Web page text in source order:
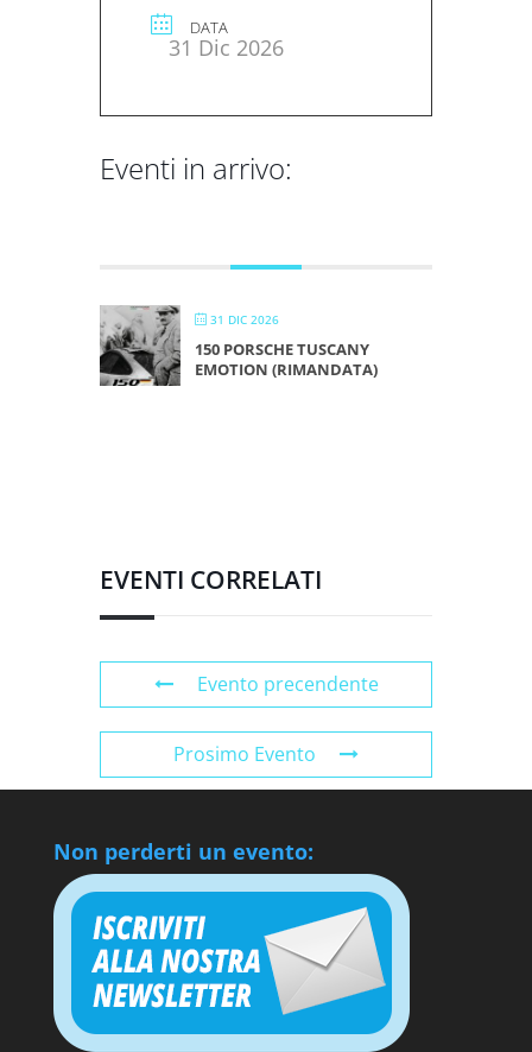
DATA
31 Dic 2026
Eventi in arrivo:
31 DIC 2026
150 PORSCHE TUSCANY
EMOTION (RIMANDATA)
EVENTI CORRELATI
Evento precendente
Prosimo Evento
Non perderti un evento: